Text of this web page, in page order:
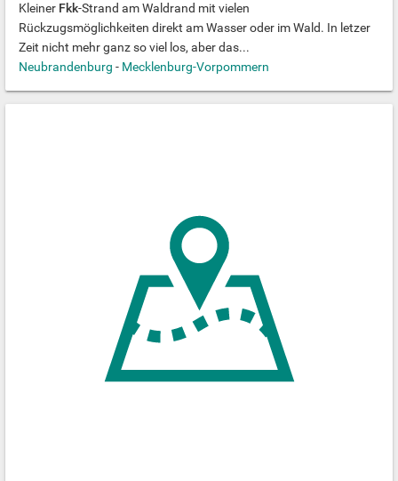
Kleiner Fkk-Strand am Waldrand mit vielen
Rückzugsmöglichkeiten direkt am Wasser oder im Wald. In letzer
Zeit nicht mehr ganz so viel los, aber das...
Neubrandenburg - Mecklenburg-Vorpommern